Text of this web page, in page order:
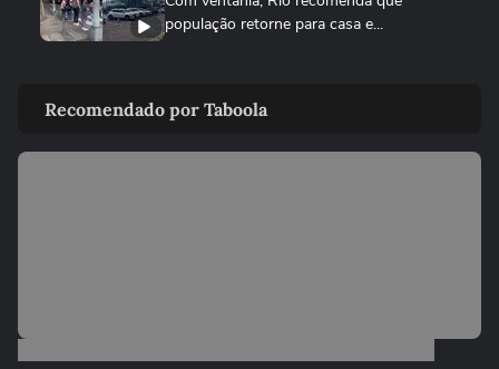
população retorne para casa e...
‘Cenário de guerra’
MUNDO
Recomendado por Taboola